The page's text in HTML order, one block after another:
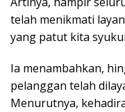
telah menikmati
yang patut kita
Ia menambahkan,
pelanggan telah
Menurutnya,